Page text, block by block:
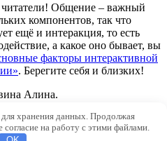
читатели! Общение – важный
компонентов, так что
ещё и интеракция, то есть
а какое оно бывает, вы
факторы интерактивной
. Берегите себя и близких!
Алина.
хранения данных. Продолжая
согласие на работу с этими файлами.